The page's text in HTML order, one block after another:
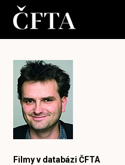
Filmy v databázi ČFTA